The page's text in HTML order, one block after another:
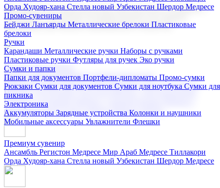
Орда Худояр-хана Стелла новый Узбекистан Шердор Медресе
Промо-сувениры
Бейджи Ланъярды Металлические брелоки Пластиковые
брелоки
Ручки
Карандаши Металлические ручки Наборы с ручками
Пластиковые ручки Футляры для ручек Эко ручки
Сумки и папки
Папки для документов Портфели-дипломаты Промо-сумки
Рюкзаки Сумки для документов Сумки для ноутбука Сумки для
пикника
Электроника
Аккумуляторы Зарядные устройства Колонки и наушники
Мобильные аксессуары Увлажнители Флешки
Мы предлагаем широкий выбор корпоративных подарков и
сувениров с логотипом. В нашем каталоге вы найдете
продукцию для бизнеса, мероприятия и клиентов.
Подарочные наборы
Бизнес наборыКофейные наборы Кошельки
Наборы из кожиНаборы ручекНаборы с аккумуляторами
Наборы с бутылками для воды
Наборы с ежедневниками
Наборы с кружками
флешкамиНовогодние наборыЧайные наборы
Премиум сувенир
Ансамбль Регистон Медресе Мир Араб Медресе Тиллакори
Орда Худояр-хана Стелла новый Узбекистан Шердор Медресе